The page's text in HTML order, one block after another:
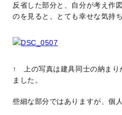
反省した部分と、自分が考え作
のを見ると、とても幸せな気持
↑ 上の写真は建具同士の納まり
ました。
些細な部分ではありますが、個